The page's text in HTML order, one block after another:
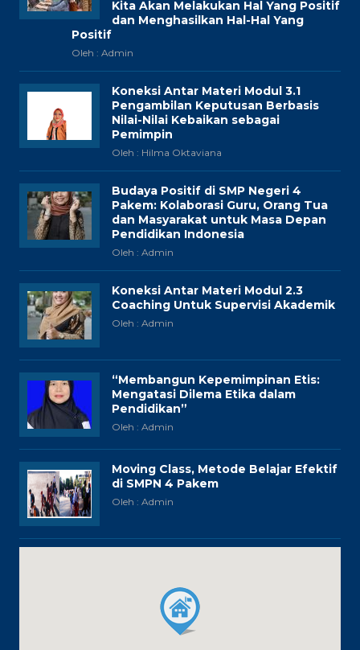
Kita Akan Melakukan Hal Yang Positif
dan Menghasilkan Hal-Hal Yang
Positif
Oleh : Admin
Koneksi Antar Materi Modul 3.1
Pengambilan Keputusan Berbasis
Nilai-Nilai Kebaikan sebagai
Pemimpin
Oleh : Hilma Oktaviana
Budaya Positif di SMP Negeri 4
Pakem: Kolaborasi Guru, Orang Tua
dan Masyarakat untuk Masa Depan
Pendidikan Indonesia
Oleh : Admin
Koneksi Antar Materi Modul 2.3
Coaching Untuk Supervisi Akademik
Oleh : Admin
“Membangun Kepemimpinan Etis:
Mengatasi Dilema Etika dalam
Pendidikan”
Oleh : Admin
Moving Class, Metode Belajar Efektif
di SMPN 4 Pakem
Oleh : Admin